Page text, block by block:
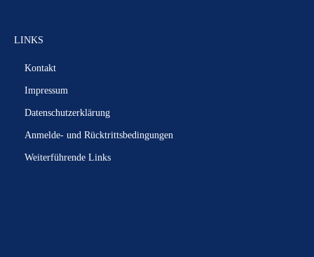
LINKS
Kontakt
Impressum
Datenschutzerklärung
Anmelde- und Rücktrittsbedingungen
Weiterführende Links